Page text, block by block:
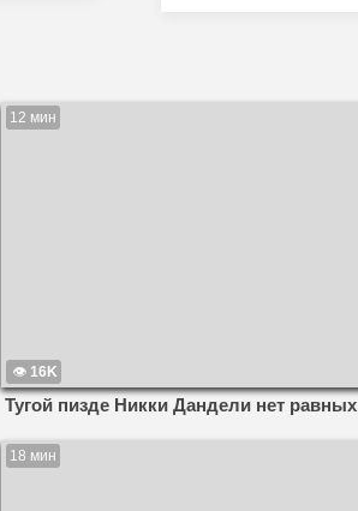
12 мин
16K
Тугой пизде Никки Дандели нет равных
18 мин